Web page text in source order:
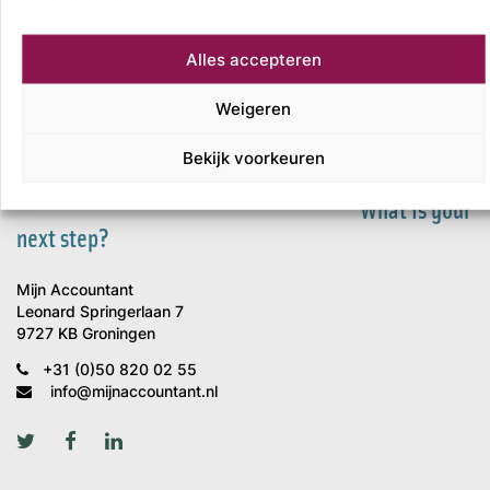
Alles accepteren
Weigeren
Bekijk voorkeuren
What is your
next step?
Mijn Accountant
Leonard Springerlaan 7
9727 KB Groningen
+31 (0)50 820 02 55
info@mijnaccountant.nl